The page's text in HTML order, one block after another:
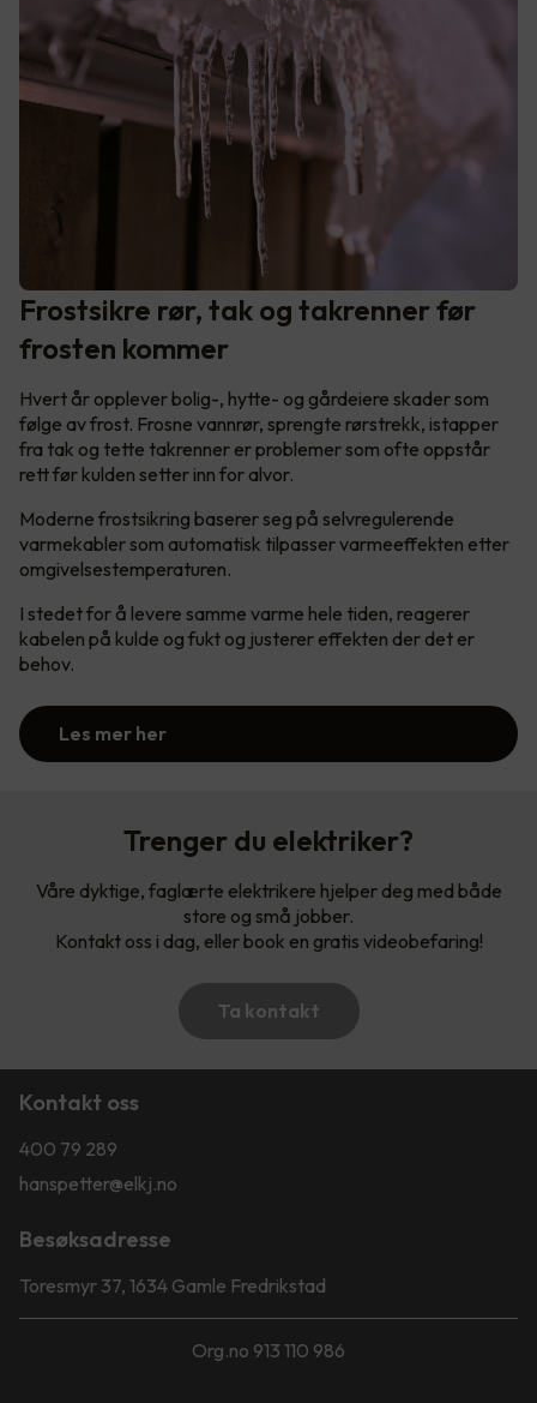
Frostsikre rør, tak og takrenner før
frosten kommer
Hvert år opplever bolig-, hytte- og gårdeiere skader som
følge av frost. Frosne vannrør, sprengte rørstrekk, istapper
fra tak og tette takrenner er problemer som ofte oppstår
rett før kulden setter inn for alvor.
Moderne frostsikring baserer seg på selvregulerende
varmekabler som automatisk tilpasser varmeeffekten etter
omgivelsestemperaturen.
I stedet for å levere samme varme hele tiden, reagerer
kabelen på kulde og fukt og justerer effekten der det er
behov.
Les mer her
Trenger du elektriker?
Våre dyktige, faglærte elektrikere hjelper deg med både
store og små jobber.
Kontakt oss i dag, eller book en gratis videobefaring!
Ta kontakt
Kontakt oss
400 79 289
hanspetter@elkj.no
Besøksadresse
Toresmyr 37, 1634 Gamle Fredrikstad
Org.no 913 110 986